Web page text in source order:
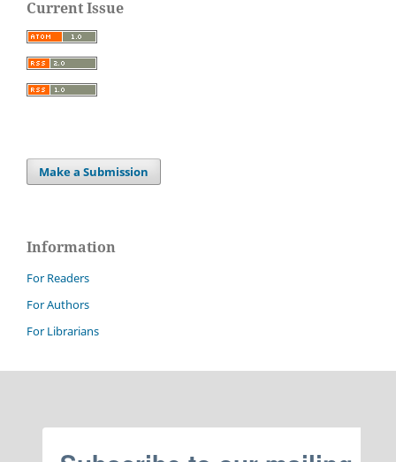
Current Issue
Make a Submission
Information
For Readers
For Authors
For Librarians